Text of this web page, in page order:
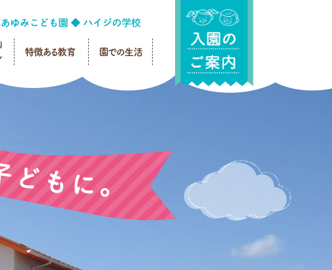
特徴ある教育 園での生活